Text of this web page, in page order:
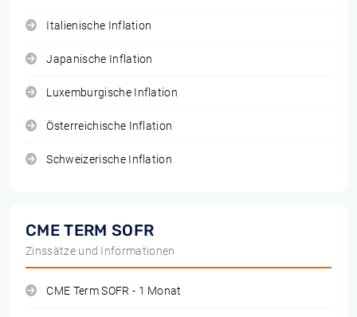
Italienische Inflation
Japanische Inflation
Luxemburgische Inflation
Österreichische Inflation
Schweizerische Inflation
CME TERM SOFR
Zinssätze und Informationen
CME Term SOFR - 1 Monat